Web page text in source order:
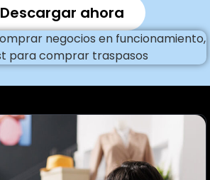
Descargar ahora